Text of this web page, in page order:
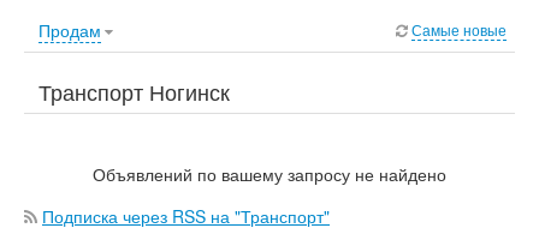
Продам Самые новые
Транспорт Ногинск
Объявлений по вашему запросу не найдено
Подписка через RSS на "Транспорт"